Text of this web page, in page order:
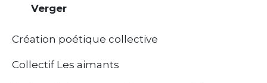
Verger
Création poétique collective
Collectif Les aimants